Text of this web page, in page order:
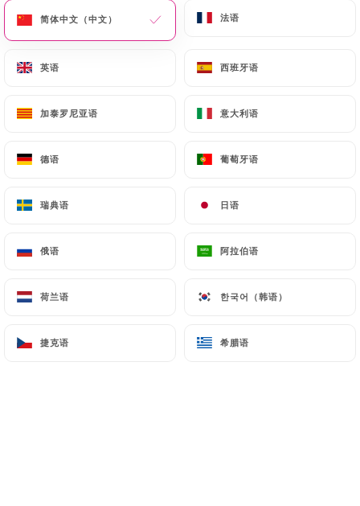
简体中文（中文） 法语
英语 西班牙语
加泰罗尼亚语 意大利语
德语 葡萄牙语
瑞典语 日语
俄语 阿拉伯语
荷兰语 한국어（韩语）
捷克语 希腊语
联系人
Le Sauvage
简体中文（中文） 法语
英语 西班牙语
加泰罗尼亚语 意大利语
德语 葡萄牙语
瑞典语 日语
俄语 阿拉伯语
荷兰语 한국어（韩语）
捷克语 希腊语